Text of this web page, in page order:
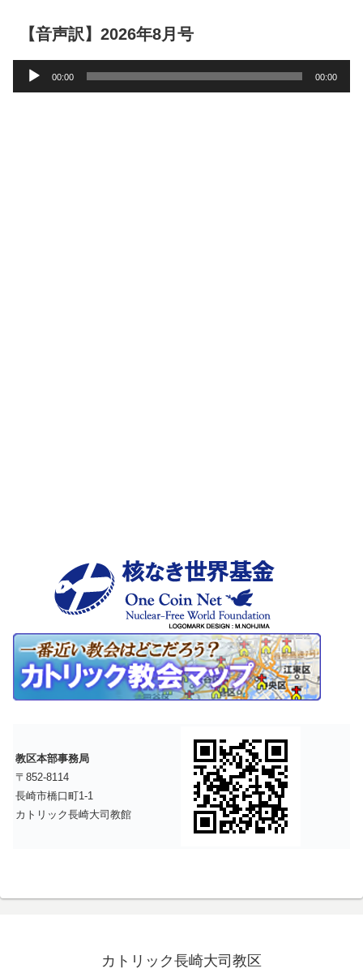
【音声訳】2026年8月号
声
00:00 00:00
教区本部事務局
〒852-8114
長崎市橋口町1-1
カトリック長崎大司教館
カトリック長崎大司教区